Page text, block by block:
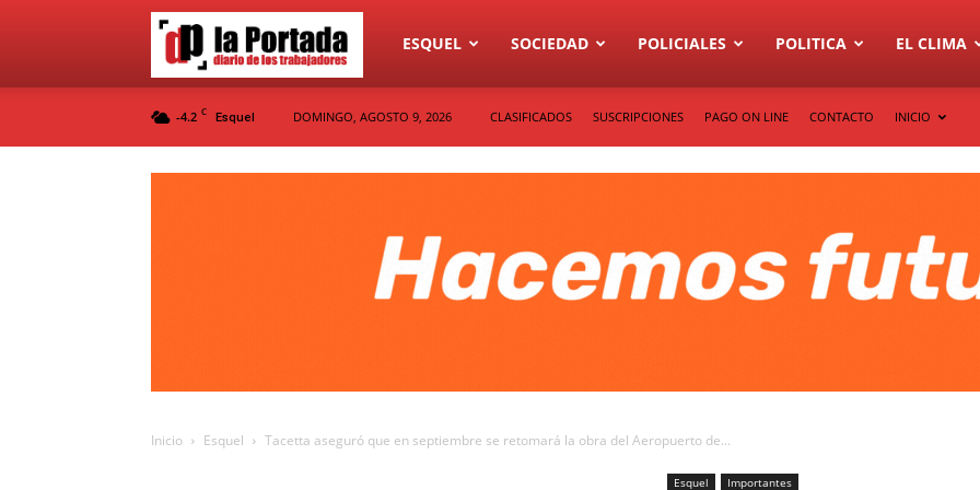
Diario
ESQUEL SOCIEDAD POLICIALES POLITICA EL CLIMA
-4.2 C Esquel DOMINGO, AGOSTO 9, 2026 CLASIFICADOS SUSCRIPCIONES PAGO ON LINE CONTACTO INICIO
Inicio Esquel Tacetta aseguró que en septiembre se retomará la obra del Aeropuerto de...
Esquel Importantes